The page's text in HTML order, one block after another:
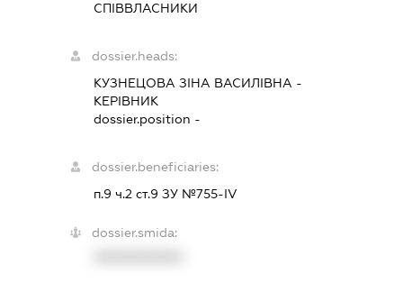
СПІВВЛАСНИКИ
dossier.heads:
КУЗНЕЦОВА ЗІНА ВАСИЛІВНА -
КЕРІВНИК
dossier.position -
dossier.beneficiaries:
п.9 ч.2 ст.9 ЗУ №755-ІV
dossier.smida: